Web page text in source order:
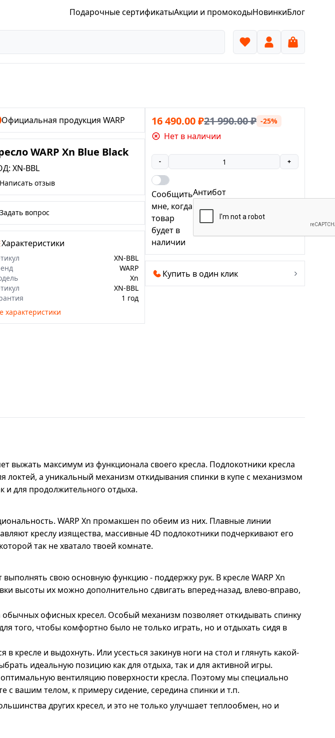
Подарочные сертификатыАкции и промокодыНовинкиБлог
Официальная продукция WARP
WARP Xn Blue Black
XN-BBL
Написать отзыв
Задать вопрос
Характеристики
XN-BBL
WARP
Xn
XN-BBL
1 год
характеристики
16 490.00₽21 990.00₽ -25%
Нет в наличии
- +
Сообщить
мне, когда
товар
будет в
наличии
Антибот
Купить в один клик
выжать максимум из функционала своего кресла. Подлокотники кресла
локтей, а уникальный механизм откидывания спинки в купе с механизмом
и для продолжительного отдыха.
WARP Xn промакшен по обеим из них. Плавные линии
креслу изящества, массивные 4D подлокотники подчеркивают его
так не хватало твоей комнате.
свою основную функцию - поддержку рук. В кресле WARP Xn
высоты их можно дополнительно сдвигать вперед-назад, влево-вправо,
офисных кресел. Особый механизм позволяет откидывать спинку
того, чтобы комфортно было не только играть, но и отдыхать сидя в
кресле и выдохнуть. Или усесться закинув ноги на стол и глянуть какой-
идеальную позицию как для отдыха, так и для активной игры.
вентиляцию поверхности кресла. Поэтому мы специально
с вашим телом, к примеру сидение, середина спинки и т.п.
других кресел, и это не только улучшает теплообмен, но и